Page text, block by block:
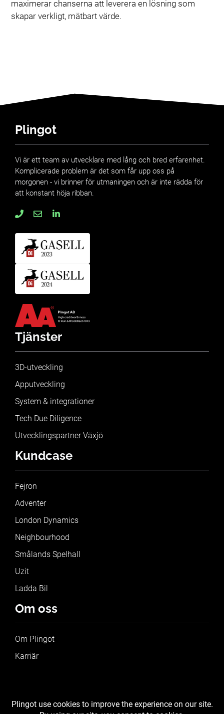
maximerar chanserna att leverera en lösning som
skapar verkligt, mätbart värde.
Plingot
Vi är ett team av utvecklare med lång och bred erfarenhet.
Komplicerade problem är det som får upp oss på
morgonen - vi brinner för utmaningen och är inte rädda för
att konstant höja ribban.
Tjänster
3D-utveckling
Apputveckling
System & integrationer
Tech Due Diligence
Utvecklingspartner Växjö
Kundcase
Fejron
Adventer
London Dynamics
Neighbourhood
Smålands Spelhall
Uzit
Ladda Bil
Om oss
Om Plingot
Karriär